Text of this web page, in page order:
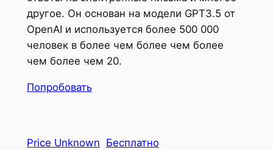
другое. Он основан на модели GPT3.5 от
OpenAI и используется более 500 000
человек в более чем более чем более
чем более чем 20.
Попробовать
Price Unknown Бесплатно